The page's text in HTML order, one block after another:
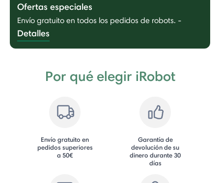
Ofertas especiales
Envío gratuito en todos los pedidos de robots. -
Detalles
Por qué elegir iRobot
Envío gratuito en
pedidos superiores
a 50€
Garantía de
devolución de su
dinero durante 30
días